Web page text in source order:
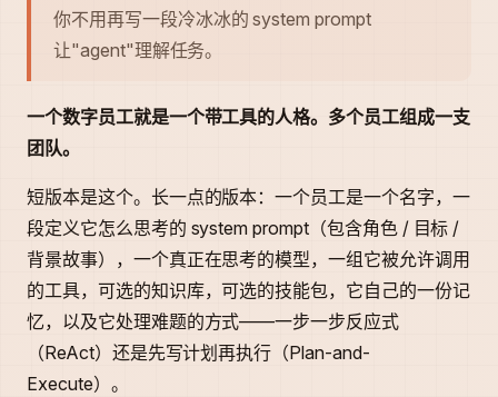
你不用再写一段冷冰冰的 system prompt
让"agent"理解任务。
一个数字员工就是一个带工具的人格。多个员工组成一支
团队。
短版本是这个。长一点的版本：一个员工是一个名字，一
段定义它怎么思考的 system prompt（包含角色 / 目标 /
背景故事），一个真正在思考的模型，一组它被允许调用
的工具，可选的知识库，可选的技能包，它自己的一份记
忆，以及它处理难题的方式——一步一步反应式
（ReAct）还是先写计划再执行（Plan-and-
Execute）。